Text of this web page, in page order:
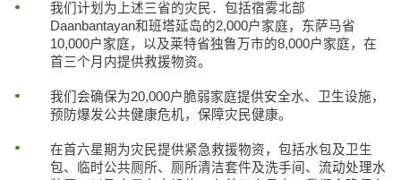
我们计划为上述三省的灾民．包括宿雾北部
Daanbantayan和班塔延岛的2,000户家庭，东萨马省
10,000户家庭，以及莱特省独鲁万市的8,000户家庭，在
首三个月内提供救援物资。
我们会确保为20,000户脆弱家庭提供安全水、卫生设施，
预防爆发公共健康危机，保障灾民健康。
在首六星期为灾民提供紧急救援物资，包括水包及卫生
包、临时公共厕所、厕所清洁套件及洗手间、流动处理水